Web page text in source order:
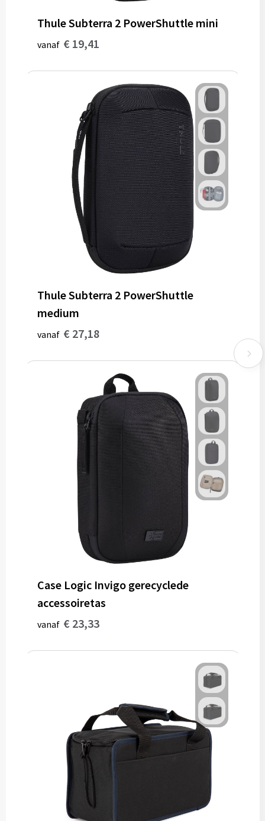
Thule Subterra 2 PowerShuttle mini
vanaf € 19,41
Thule Subterra 2 PowerShuttle
medium
vanaf € 27,18
Case Logic Invigo gerecyclede
accessoiretas
vanaf € 23,33